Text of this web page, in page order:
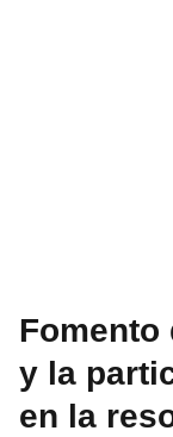
Fomento
y la
en la